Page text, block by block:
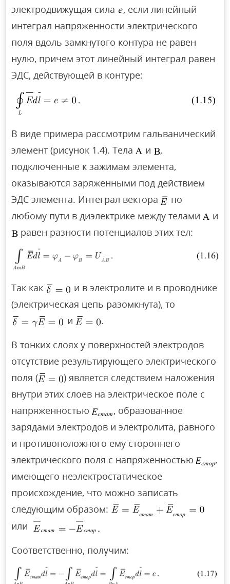
электродвижущая сила
, если линейный
интеграл напряженности электрического
поля вдоль замкнутого контура не равен
нулю, причем этот линейный интеграл равен
ЭДС, действующей в контуре:
В виде примера рассмотрим гальванический
элемент (рисунок 1.4). Тела
и
,
подключенные к зажимам элемента,
оказываются заряженными под действием
ЭДС элемента. Интеграл вектора
по
любому пути в диэлектрике между телами
и
равен разности потенциалов этих тел:
Так как
и в электролите и в проводнике
(электрическая цепь разомкнута), то
и
.
В тонких слоях у поверхностей электродов
отсутствие результирующего электрического
поля (
) является следствием наложения
внутри этих слоев на электрическое поле с
напряженностью
, образованное
зарядами электродов и электролита, равного
и противоположного ему стороннего
электрического поля с напряженностью
,
имеющего неэлектростатическое
происхождение, что можно записать
следующим образом:
или
Соответственно, получим: